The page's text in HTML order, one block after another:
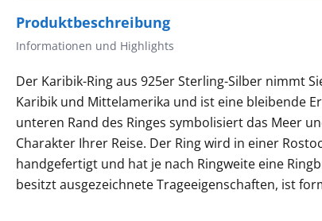
Produktbeschreibung
Informationen und Highlights
Der Karibik-Ring aus 925er Sterling-Silber nimmt
Karibik und Mittelamerika und ist eine bleibende
unteren Rand des Ringes symbolisiert das Meer
Charakter Ihrer Reise. Der Ring wird in einer
handgefertigt und hat je nach Ringweite eine
besitzt ausgezeichnete Trageeigenschaften, ist